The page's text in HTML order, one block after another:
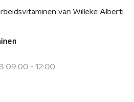
van Willeke Alberti
09:00 - 12:00